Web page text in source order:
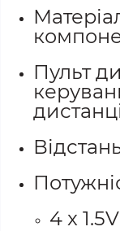
Пульт
4 x